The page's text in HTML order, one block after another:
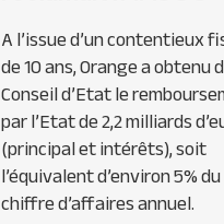
A l’issue d’un contentieux
de 10 ans, Orange a obtenu
Conseil d’Etat le
par l’Etat de 2,2 milliards
(principal et intérêts), soit
l’équivalent d’environ 5% du
chiffre d’affaires annuel.